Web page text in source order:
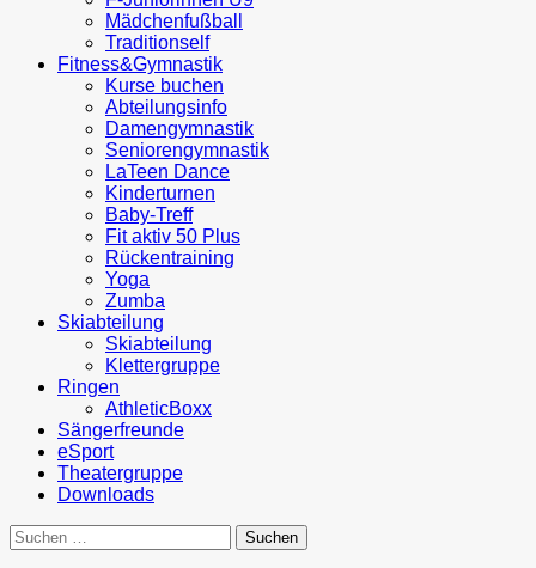
Mädchenfußball
Traditionself
Fitness&Gymnastik
Kurse buchen
Abteilungsinfo
Damengymnastik
Seniorengymnastik
LaTeen Dance
Kinderturnen
Baby-Treff
Fit aktiv 50 Plus
Rückentraining
Yoga
Zumba
Skiabteilung
Skiabteilung
Klettergruppe
Ringen
AthleticBoxx
Sängerfreunde
eSport
Theatergruppe
Downloads
Suchen
nach: